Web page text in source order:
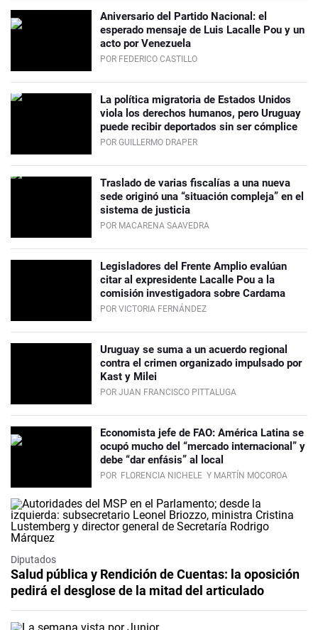
Aniversario del Partido Nacional: el
esperado mensaje de Luis Lacalle Pou y un
acto por Venezuela
POR FEDERICO CASTILLO
La política migratoria de Estados Unidos
viola los derechos humanos, pero Uruguay
puede recibir deportados sin ser cómplice
POR GUILLERMO DRAPER
Traslado de varias fiscalías a una nueva
sede originó una “situación compleja” en el
sistema de justicia
POR MACARENA SAAVEDRA
Legisladores del Frente Amplio evalúan
citar al expresidente Lacalle Pou a la
comisión investigadora sobre Cardama
POR VICTORIA FERNÁNDEZ
Uruguay se suma a un acuerdo regional
contra el crimen organizado impulsado por
Kast y Milei
POR JUAN FRANCISCO PITTALUGA
Economista jefe de FAO: América Latina se
ocupó mucho del “mercado internacional” y
debe “dar enfásis” al local
POR FLORENCIA NICHELE Y MARTÍN MOCOROA
Diputados
Salud pública y Rendición de Cuentas: la oposición
pedirá el desglose de la mitad del articulado